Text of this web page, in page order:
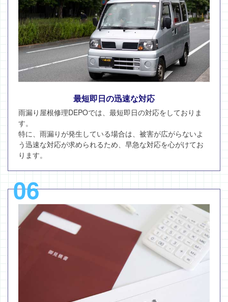
最短即日の迅速な対応
雨漏り屋根修理DEPOでは、最短即日の対応をしておりま
す。
特に、雨漏りが発生している場合は、被害が広がらないよ
う迅速な対応が求められるため、早急な対応を心がけてお
ります。
06